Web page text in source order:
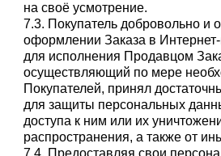
на своё усмотрение.
7.3. Покупатель добровольно и
оформлении Заказа в
для исполнения Продавцом
осуществляющий по мере
Покупателей, принял
для защиты персональных
доступа к ним или их
распространения, а также от
7.4. Предоставляя свои